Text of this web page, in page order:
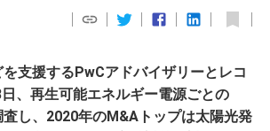
支援するPwCアドバイザリーとレコ
、再生可能エネルギー電源ごとの
し、2020年のM&Aトップは太陽光発